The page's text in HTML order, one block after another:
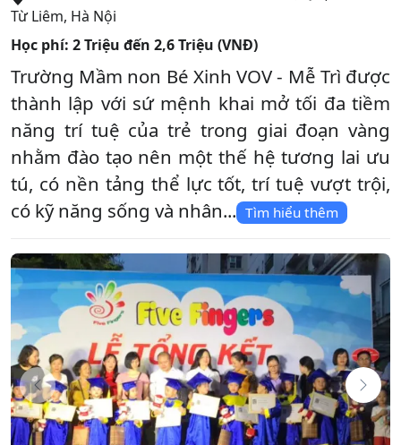
Từ Liêm, Hà Nội
Học phí: 2 Triệu đến 2,6 Triệu (VNĐ)
Trường Mầm non Bé Xinh VOV - Mễ Trì được
thành lập với sứ mệnh khai mở tối đa tiềm
năng trí tuệ của trẻ trong giai đoạn vàng
nhằm đào tạo nên một thế hệ tương lai ưu
tú, có nền tảng thể lực tốt, trí tuệ vượt trội,
có kỹ năng sống và nhân... Tìm hiểu thêm